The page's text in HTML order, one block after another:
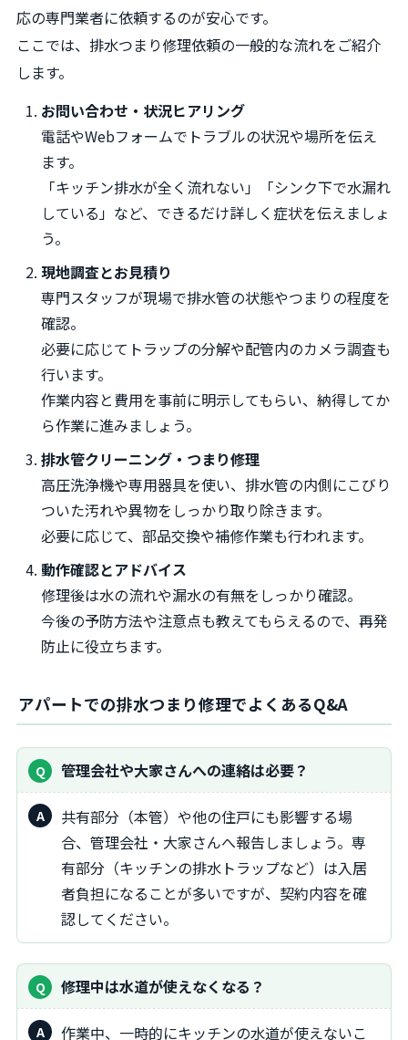
応の専門業者に依頼するのが安心です。
ここでは、排水つまり修理依頼の一般的な流れをご紹介
します。
お問い合わせ・状況ヒアリング
電話やWebフォームでトラブルの状況や場所を伝え
ます。
「キッチン排水が全く流れない」「シンク下で水漏れ
している」など、できるだけ詳しく症状を伝えましょ
う。
現地調査とお見積り
専門スタッフが現場で排水管の状態やつまりの程度を
確認。
必要に応じてトラップの分解や配管内のカメラ調査も
行います。
作業内容と費用を事前に明示してもらい、納得してか
ら作業に進みましょう。
排水管クリーニング・つまり修理
高圧洗浄機や専用器具を使い、排水管の内側にこびり
ついた汚れや異物をしっかり取り除きます。
必要に応じて、部品交換や補修作業も行われます。
動作確認とアドバイス
修理後は水の流れや漏水の有無をしっかり確認。
今後の予防方法や注意点も教えてもらえるので、再発
防止に役立ちます。
アパートでの排水つまり修理でよくあるQ&A
管理会社や大家さんへの連絡は必要？
共有部分（本管）や他の住戸にも影響する場
合、管理会社・大家さんへ報告しましょう。専
有部分（キッチンの排水トラップなど）は入居
者負担になることが多いですが、契約内容を確
認してください。
修理中は水道が使えなくなる？
作業中、一時的にキッチンの水道が使えないこ